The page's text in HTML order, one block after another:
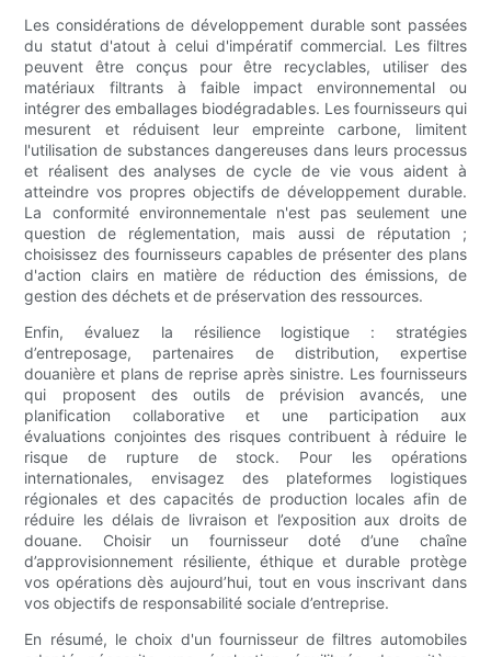
Les considérations de développement durable sont passées
du statut d'atout à celui d'impératif commercial. Les filtres
peuvent être conçus pour être recyclables, utiliser des
matériaux filtrants à faible impact environnemental ou
intégrer des emballages biodégradables. Les fournisseurs qui
mesurent et réduisent leur empreinte carbone, limitent
l'utilisation de substances dangereuses dans leurs processus
et réalisent des analyses de cycle de vie vous aident à
atteindre vos propres objectifs de développement durable.
La conformité environnementale n'est pas seulement une
question de réglementation, mais aussi de réputation ;
choisissez des fournisseurs capables de présenter des plans
d'action clairs en matière de réduction des émissions, de
gestion des déchets et de préservation des ressources.
Enfin, évaluez la résilience logistique : stratégies
d’entreposage, partenaires de distribution, expertise
douanière et plans de reprise après sinistre. Les fournisseurs
qui proposent des outils de prévision avancés, une
planification collaborative et une participation aux
évaluations conjointes des risques contribuent à réduire le
risque de rupture de stock. Pour les opérations
internationales, envisagez des plateformes logistiques
régionales et des capacités de production locales afin de
réduire les délais de livraison et l’exposition aux droits de
douane. Choisir un fournisseur doté d’une chaîne
d’approvisionnement résiliente, éthique et durable protège
vos opérations dès aujourd’hui, tout en vous inscrivant dans
vos objectifs de responsabilité sociale d’entreprise.
En résumé, le choix d'un fournisseur de filtres automobiles